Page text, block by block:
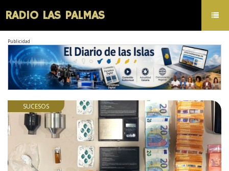
RADIO LAS PALMAS
Publicidad
SUCESOS